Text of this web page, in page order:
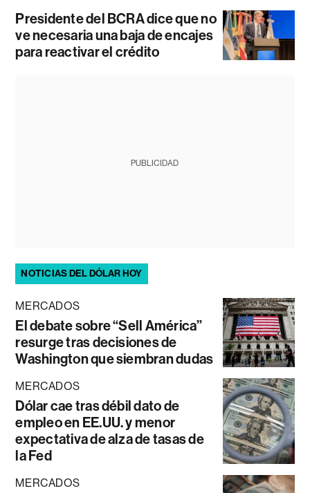
Presidente del BCRA dice que no
ve necesaria una baja de encajes
para reactivar el crédito
PUBLICIDAD
NOTICIAS DEL DÓLAR HOY
MERCADOS
El debate sobre “Sell América”
resurge tras decisiones de
Washington que siembran dudas
MERCADOS
Dólar cae tras débil dato de
empleo en EE.UU. y menor
expectativa de alza de tasas de
la Fed
MERCADOS